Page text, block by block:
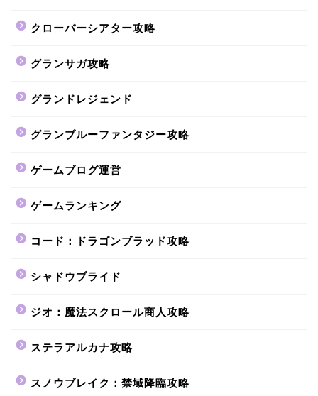
クローバーシアター攻略
グランサガ攻略
グランドレジェンド
グランブルーファンタジー攻略
ゲームブログ運営
ゲームランキング
コード：ドラゴンブラッド攻略
シャドウブライド
ジオ：魔法スクロール商人攻略
ステラアルカナ攻略
スノウブレイク：禁域降臨攻略